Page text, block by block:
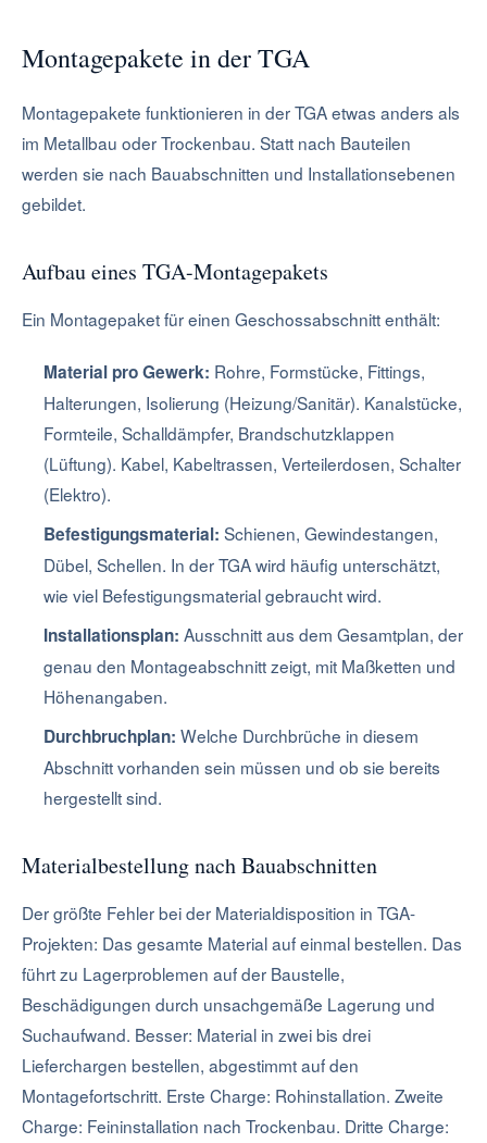
Montagepakete in der TGA
Montagepakete funktionieren in der TGA etwas anders als
im Metallbau oder Trockenbau. Statt nach Bauteilen
werden sie nach Bauabschnitten und Installationsebenen
gebildet.
Aufbau eines TGA-Montagepakets
Ein Montagepaket für einen Geschossabschnitt enthält:
Material pro Gewerk: Rohre, Formstücke, Fittings,
Halterungen, Isolierung (Heizung/Sanitär). Kanalstücke,
Formteile, Schalldämpfer, Brandschutzklappen
(Lüftung). Kabel, Kabeltrassen, Verteilerdosen, Schalter
(Elektro).
Befestigungsmaterial: Schienen, Gewindestangen,
Dübel, Schellen. In der TGA wird häufig unterschätzt,
wie viel Befestigungsmaterial gebraucht wird.
Installationsplan: Ausschnitt aus dem Gesamtplan, der
genau den Montageabschnitt zeigt, mit Maßketten und
Höhenangaben.
Durchbruchplan: Welche Durchbrüche in diesem
Abschnitt vorhanden sein müssen und ob sie bereits
hergestellt sind.
Materialbestellung nach Bauabschnitten
Der größte Fehler bei der Materialdisposition in TGA-
Projekten: Das gesamte Material auf einmal bestellen. Das
führt zu Lagerproblemen auf der Baustelle,
Beschädigungen durch unsachgemäße Lagerung und
Suchaufwand. Besser: Material in zwei bis drei
Lieferchargen bestellen, abgestimmt auf den
Montagefortschritt. Erste Charge: Rohinstallation. Zweite
Charge: Feininstallation nach Trockenbau. Dritte Charge: